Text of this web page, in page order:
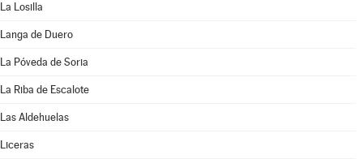
La Losilla
Langa de Duero
La Póveda de Soria
La Riba de Escalote
Las Aldehuelas
Liceras